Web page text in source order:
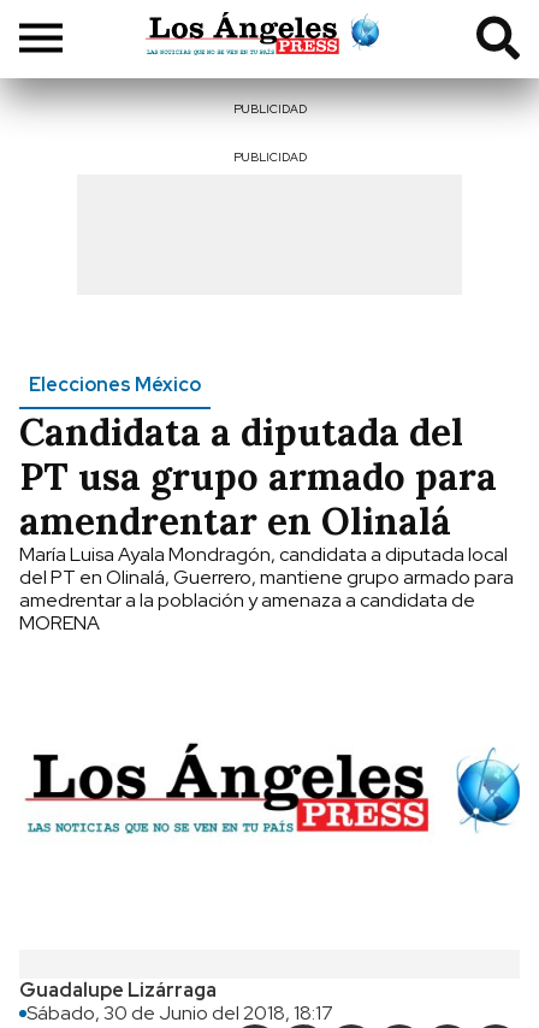
PUBLICIDAD
PUBLICIDAD
Elecciones México
Candidata a diputada del
PT usa grupo armado para
amendrentar en Olinalá
María Luisa Ayala Mondragón, candidata a diputada local
del PT en Olinalá, Guerrero, mantiene grupo armado para
amedrentar a la población y amenaza a candidata de
MORENA
Guadalupe Lizárraga
Sábado, 30 de Junio del 2018, 18:17